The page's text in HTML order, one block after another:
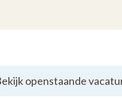
waarbij telkens
samen genieten
elke dag opnieuw.
openstaande